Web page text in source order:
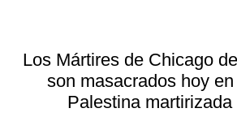
Los Mártires de Chicago
son masacrados hoy
Palestina martirizada